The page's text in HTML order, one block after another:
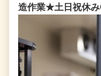
造作業★土日祝休